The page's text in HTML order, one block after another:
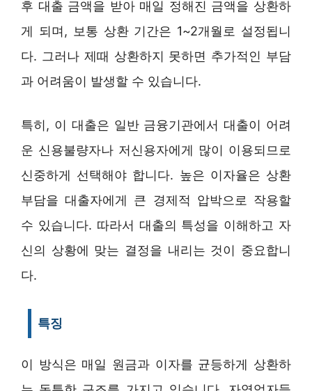
후 대출 금액을 받아 매일 정해진 금액을 상환하
게 되며, 보통 상환 기간은 1~2개월로 설정됩니
다. 그러나 제때 상환하지 못하면 추가적인 부담
과 어려움이 발생할 수 있습니다.
특히, 이 대출은 일반 금융기관에서 대출이 어려
운 신용불량자나 저신용자에게 많이 이용되므로
신중하게 선택해야 합니다. 높은 이자율은 상환
부담을 대출자에게 큰 경제적 압박으로 작용할
수 있습니다. 따라서 대출의 특성을 이해하고 자
신의 상황에 맞는 결정을 내리는 것이 중요합니
다.
특징
이 방식은 매일 원금과 이자를 균등하게 상환하